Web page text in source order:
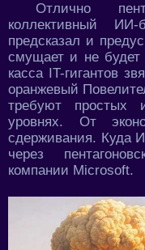
Отлично
коллективный
предсказал и
смущает и не
касса IT-гигантов
оранжевый
требуют
уровнях. От
сдерживания. Куда
через
компании Microsoft.